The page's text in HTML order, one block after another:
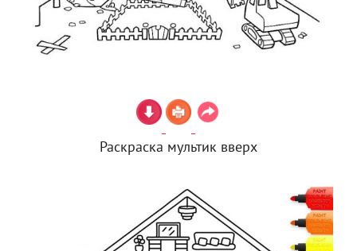
Раскраска мультик вверх